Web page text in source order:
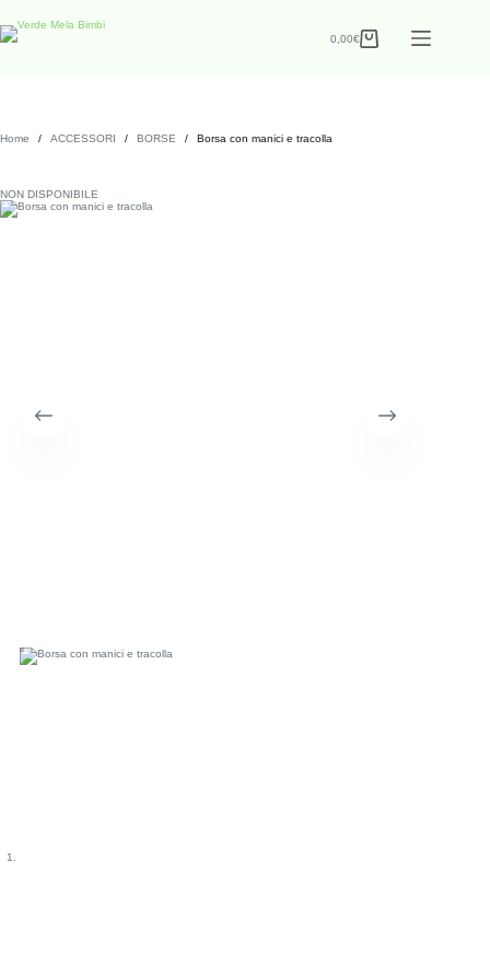
0,00€
Home / ACCESSORI / BORSE / Borsa con manici e tracolla
NON DISPONIBILE